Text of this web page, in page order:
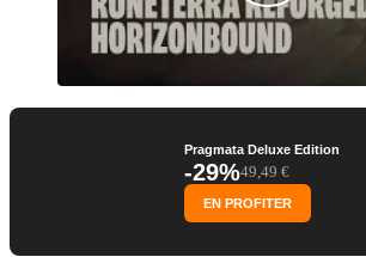
Pragmata Deluxe Edition
-29%49,49 €
EN PROFITER